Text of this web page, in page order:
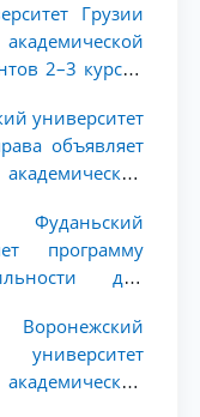
Грузии
2–3 курсов
университет
объявляет
программу
для